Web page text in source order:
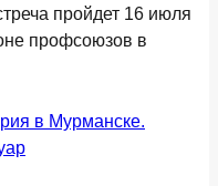
пройдет 16 июля
профсоюзов в
в Мурманске.